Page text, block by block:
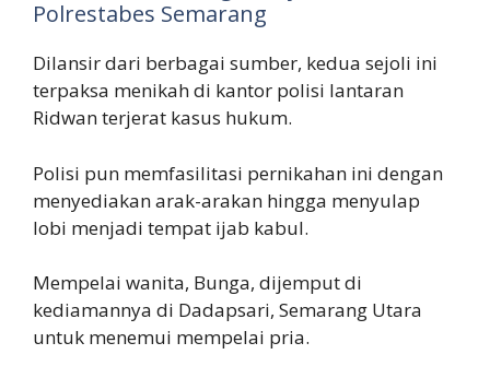
Polrestabes Semarang
Dilansir dari berbagai sumber, kedua sejoli ini
terpaksa menikah di kantor polisi lantaran
Ridwan terjerat kasus hukum.
Polisi pun memfasilitasi pernikahan ini dengan
menyediakan arak-arakan hingga menyulap
lobi menjadi tempat ijab kabul.
Mempelai wanita, Bunga, dijemput di
kediamannya di Dadapsari, Semarang Utara
untuk menemui mempelai pria.